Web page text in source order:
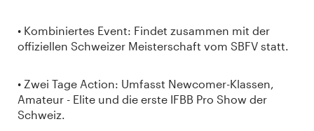
• Kombiniertes Event: Findet zusammen mit der
offiziellen Schweizer Meisterschaft vom SBFV statt.
• Zwei Tage Action: Umfasst Newcomer-Klassen,
Amateur - Elite und die erste IFBB Pro Show der
Schweiz.